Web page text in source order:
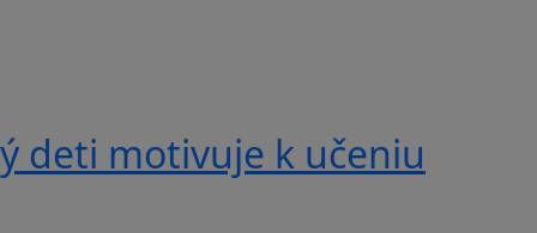
deti motivuje k učeniu